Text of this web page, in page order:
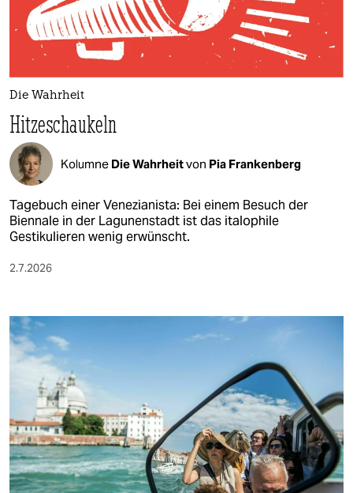
nord
wahrheit
verlag
veranstaltungen
shop
fragen & hilfe
unterstützen
genossenschaft
epaper login
Die Wahrheit
Hitzeschaukeln
Kolumne Die Wahrheitvon Pia Frankenberg
Tagebuch einer Venezianista: Bei einem Besuch der
Biennale in der Lagunenstadt ist das italophile
Gestikulieren wenig erwünscht.
2.7.2026